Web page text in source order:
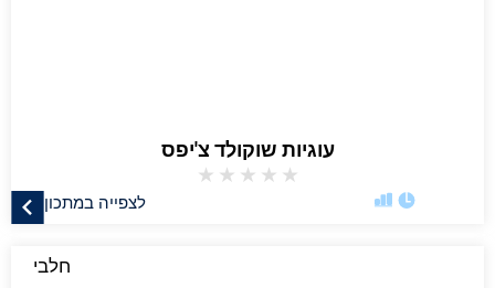
עוגיות שוקולד צ'יפס
★
★
★
★
★
לצפייה במתכון
חלבי